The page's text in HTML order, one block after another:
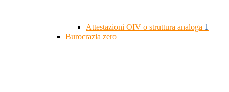
Attestazioni OIV o struttura analoga 1
Burocrazia zero